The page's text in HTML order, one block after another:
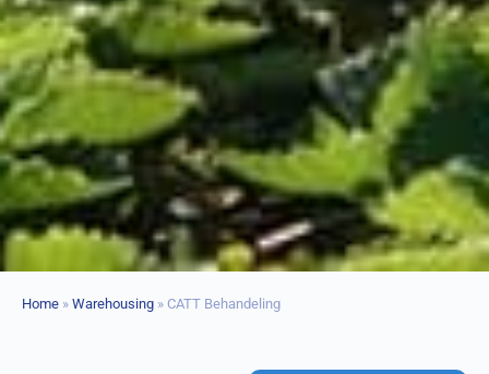
Home » Warehousing » CATT Behandeling